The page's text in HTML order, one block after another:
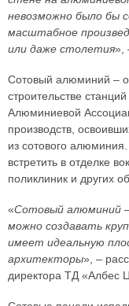
невозможно было бы
масштабное
или даже столетия»,
Сотовый алюминий –
строительстве
Алюминиевой
производств,
из сотового
встретить в отделке
поликлиник и других
«Сотовый алюминий
можно создавать
имеет идеальную
архитекторы», –
директора ТД «Албес